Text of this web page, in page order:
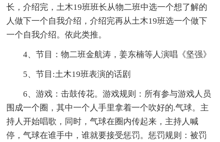
长，介绍完，土木19班班长从物二班中选一个想了解的
人做下一个自我介绍，介绍完再从土木19班选一个做下
一个自我介绍。依此类推。
4、节目：物二班金航涛，姜东楠等人演唱《坚强》
5、节目:土木19班表演的话剧
6、游戏：击鼓传花。游戏规则：所有参与游戏人员
围成一个圈，其中一个人手里拿着一个吹好的.气球。主
持人开始唱歌，同时，气球在圈内传起来，主持人喊
停，气球在谁手中，谁就要接受惩罚。惩罚规则：被罚